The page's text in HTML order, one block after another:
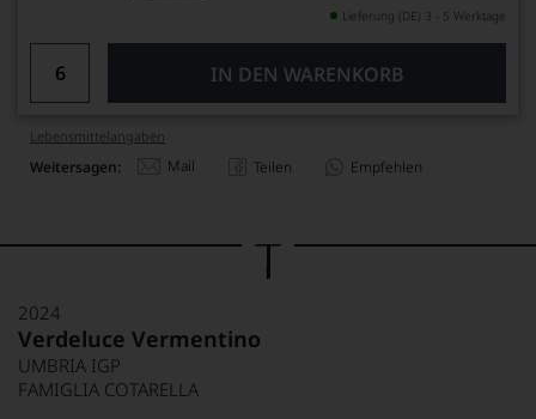
Lieferung (DE) 3 - 5 Werktage
IN DEN WARENKORB
Lebensmittel­angaben
Weitersagen: Mail Teilen Empfehlen
2024
Verdeluce Vermentino
UMBRIA IGP
FAMIGLIA COTARELLA